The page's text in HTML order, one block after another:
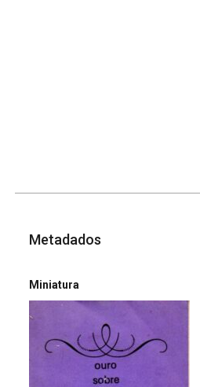
Metadados
Miniatura